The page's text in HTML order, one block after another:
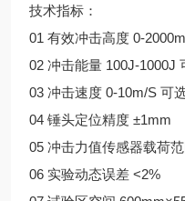
技术指标：
01 有效冲击高度 0-
02 冲击能量 100J-1000J
03 冲击速度 0-10m/S 可
04 锤头定位精度 ±1mm
05 冲击力值传感器载荷
06 实验动态误差 <2%